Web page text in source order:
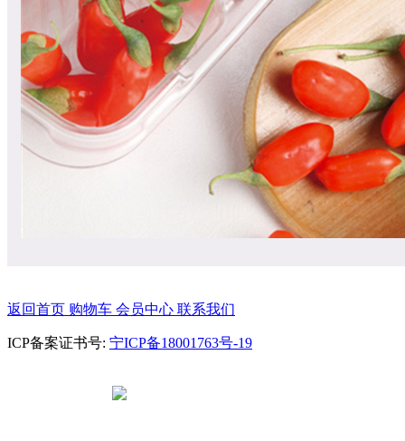
返回首页 购物车 会员中心 联系我们
ICP备案证书号: 宁ICP备18001763号-19